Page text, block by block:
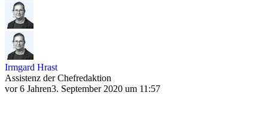
Irmgard Hrast
Assistenz der Chefredaktion
vor 6 Jahren3. September 2020 um 11:57